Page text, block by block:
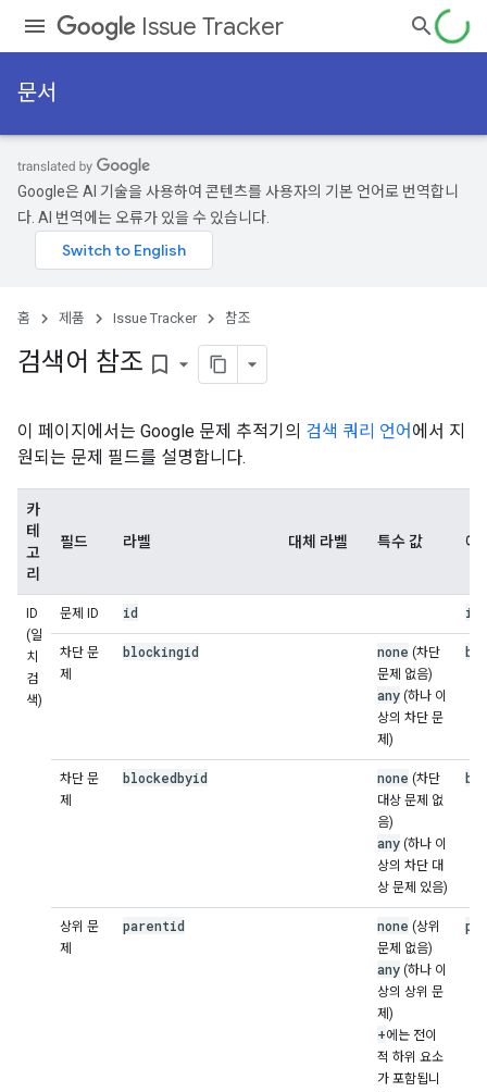
Issue Tracker
문서
Google은 AI 기술을 사용하여 콘텐츠를 사용자의 기본 언어로 번역합니
다. AI 번역에는 오류가 있을 수 있습니다.
홈 제품 Issue Tracker 참조
검색어 참조 bookmark_border
이 페이지에서는 Google 문제 추적기의 검색 쿼리 언어 에서 지
원되는 문제 필드를 설명합니다.
카
테
고
리
필드 라벨 대체 라벨 특수 값 예
ID
(일
치
검
색)
문제 ID id
차단 문
제
blockingid none (차단
문제 없음)
any (하나 이
상의 차단 문
제)
차단 문
제
blockedbyid none (차단
대상 문제 없
음)
any (하나 이
상의 차단 대
상 문제 있음)
상위 문
제
parentid none (상위
문제 없음)
any (하나 이
상의 상위 문
제)
+에는 전이
적 하위 요소
가 포함됩니